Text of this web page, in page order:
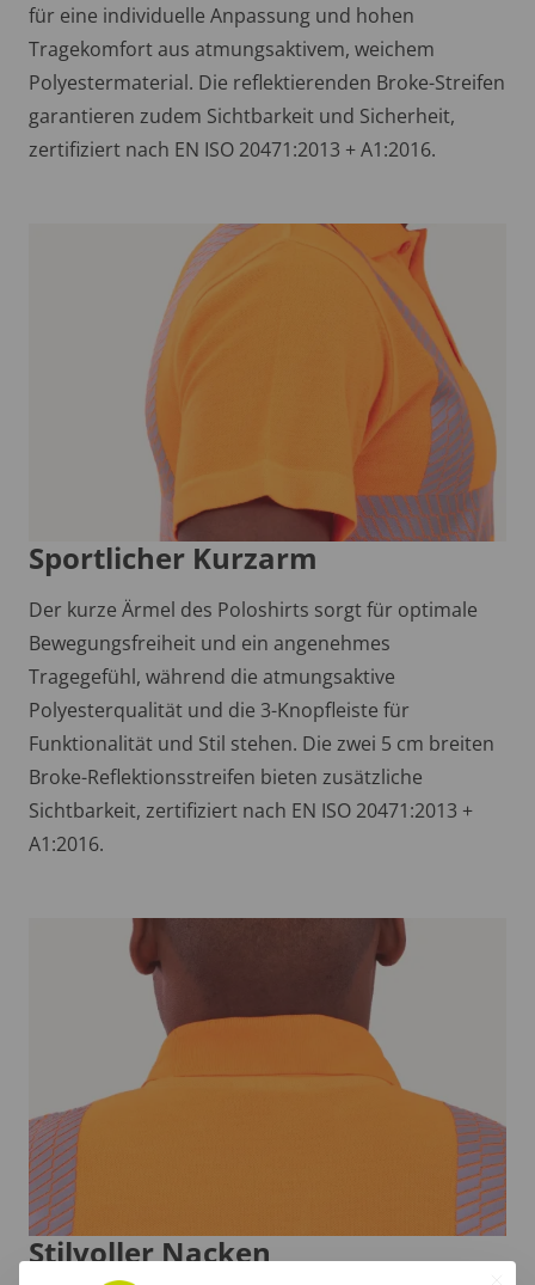
für eine individuelle Anpassung und hohen
Tragekomfort aus atmungsaktivem, weichem
Polyestermaterial. Die reflektierenden Broke-Streifen
garantieren zudem Sichtbarkeit und Sicherheit,
zertifiziert nach EN ISO 20471:2013 + A1:2016.
Sportlicher Kurzarm
Der kurze Ärmel des Poloshirts sorgt für optimale
Bewegungsfreiheit und ein angenehmes
Tragegefühl, während die atmungsaktive
Polyesterqualität und die 3-Knopfleiste für
Funktionalität und Stil stehen. Die zwei 5 cm breiten
Broke-Reflektionsstreifen bieten zusätzliche
Sichtbarkeit, zertifiziert nach EN ISO 20471:2013 +
A1:2016.
Stilvoller Nacken